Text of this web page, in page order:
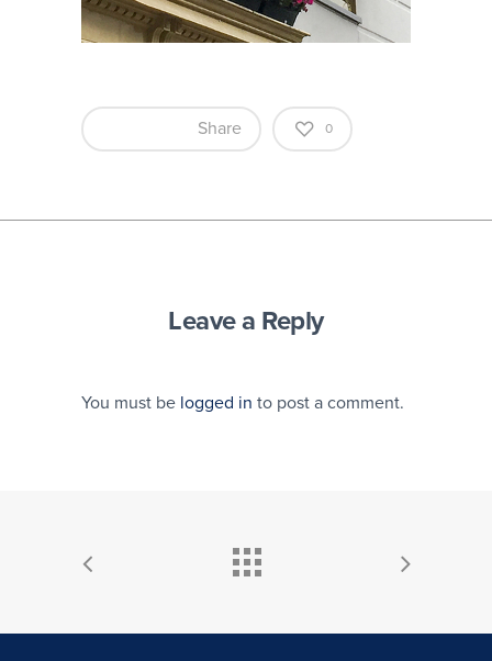
Share 0
Leave a Reply
You must be logged in to post a comment.